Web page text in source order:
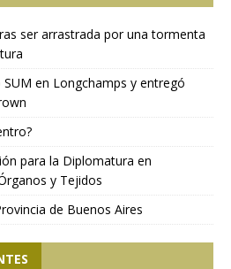
ser arrastrada por una tormenta
en Longchamps y entregó
para la Diplomatura en
y Tejidos
de Buenos Aires